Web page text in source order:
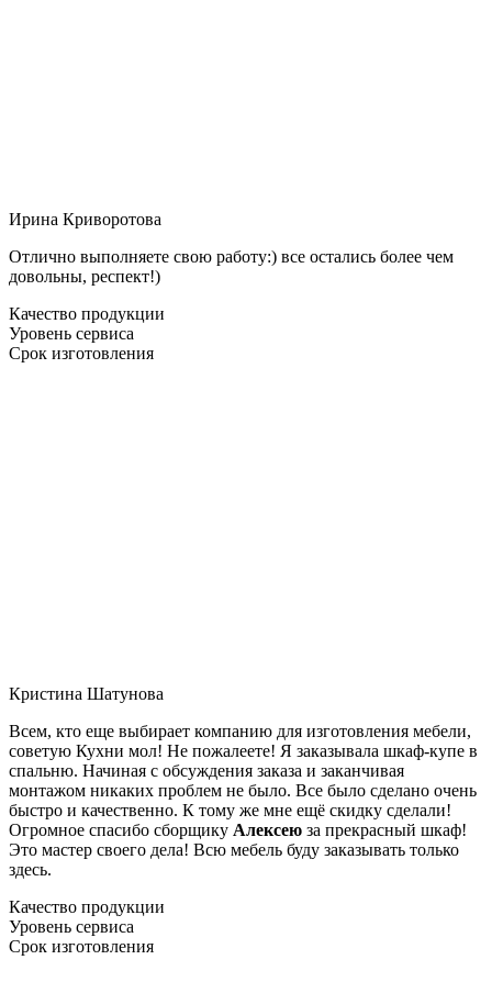
Ирина Криворотова
Отлично выполняете свою работу:) все остались более чем
довольны, респект!)
Качество продукции
Уровень сервиса
Срок изготовления
Кристина Шатунова
Всем, кто еще выбирает компанию для изготовления мебели,
советую Кухни мол! Не пожалеете! Я заказывала шкаф-купе в
спальню. Начиная с обсуждения заказа и заканчивая
монтажом никаких проблем не было. Все было сделано очень
быстро и качественно. К тому же мне ещё скидку сделали!
Огромное спасибо сборщику Алексею за прекрасный шкаф!
Это мастер своего дела! Всю мебель буду заказывать только
здесь.
Качество продукции
Уровень сервиса
Срок изготовления